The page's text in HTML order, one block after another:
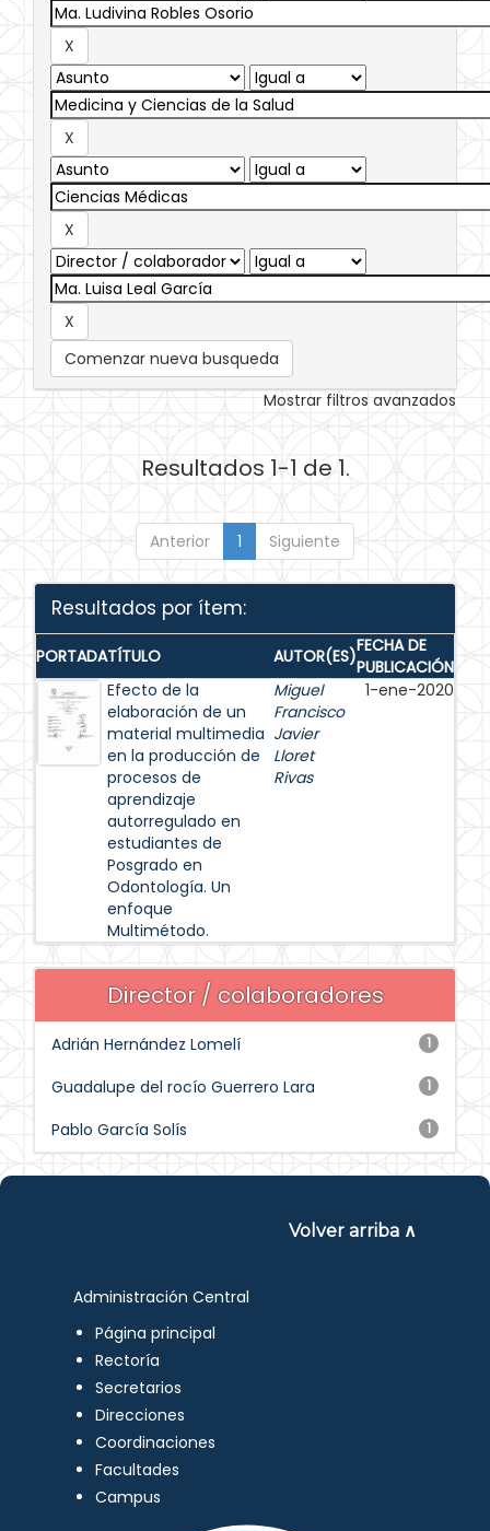
Comenzar nueva busqueda
Mostrar filtros avanzados
Resultados 1-1 de 1.
Anterior 1 Siguiente
Resultados por ítem:
PORTADATÍTULO AUTOR(ES)FECHA DE
PUBLICACIÓN
Efecto de la
elaboración de un
material multimedia
en la producción de
procesos de
aprendizaje
autorregulado en
estudiantes de
Posgrado en
Odontología. Un
enfoque
Multimétodo.
Miguel
Francisco
Javier
Lloret
Rivas
1-ene-2020
Director / colaboradores
1
Adrián Hernández Lomelí
1
Guadalupe del rocío Guerrero Lara
1
Pablo García Solís
Volver arriba ∧
Administración Central
Página principal
Rectoría
Secretarios
Direcciones
Coordinaciones
Facultades
Campus